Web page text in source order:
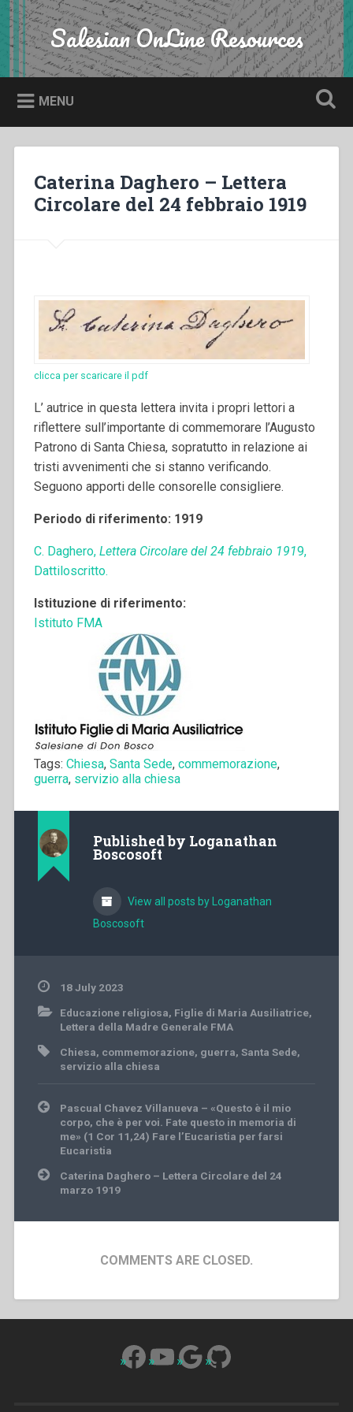
Skip
to
content
Search Salesian OnLine Resources
MENU
Caterina Daghero – Lettera
Circolare del 24 febbraio 1919
clicca per scaricare il pdf
L’ autrice in questa lettera invita i propri lettori a
riflettere sull’importante di commemorare l’Augusto
Patrono di Santa Chiesa, sopratutto in relazione ai
tristi avvenimenti che si stanno verificando.
Seguono apporti delle consorelle consigliere.
Periodo di riferimento: 1919
C. Daghero, Lettera Circolare del 24 febbraio 1919,
Dattiloscritto.
Istituzione di riferimento:
Istituto FMA
Tags: Chiesa, Santa Sede, commemorazione,
guerra, servizio alla chiesa
Published by Loganathan
Boscosoft
View all posts by Loganathan
Boscosoft
18 July 2023
Educazione religiosa, Figlie di Maria Ausiliatrice,
Lettera della Madre Generale FMA
Chiesa, commemorazione, guerra, Santa Sede,
servizio alla chiesa
Post
navigation
Pascual Chavez Villanueva – «Questo è il mio
corpo, che è per voi. Fate questo in memoria di
me» (1 Cor 11,24) Fare l’Eucaristia per farsi
Eucaristia
Caterina Daghero – Lettera Circolare del 24
marzo 1919
COMMENTS ARE CLOSED.
Facebook
YouTube
Google
GitHub